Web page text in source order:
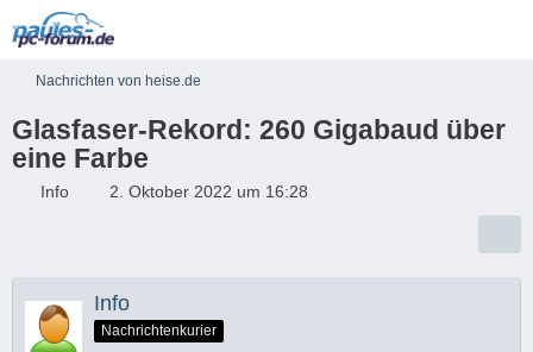
Nachrichten von heise.de
Glasfaser-Rekord: 260 Gigabaud über
eine Farbe
Info 2. Oktober 2022 um 16:28
Info
Nachrichtenkurier